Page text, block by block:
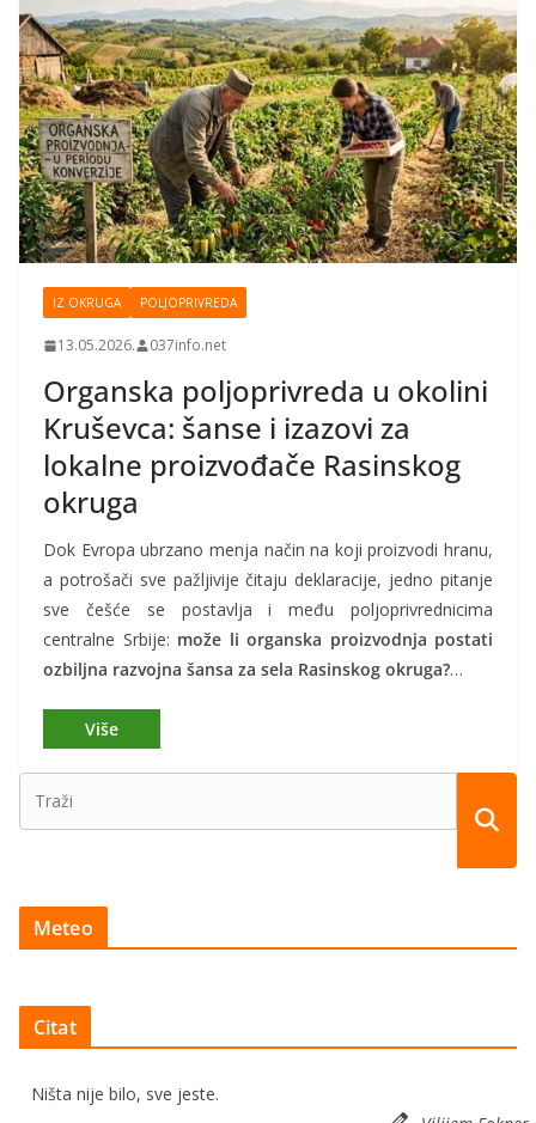
IZ OKRUGA POLJOPRIVREDA
13.05.2026. 037info.net
Organska poljoprivreda u okolini
Kruševca: šanse i izazovi za
lokalne proizvođače Rasinskog
okruga
Dok Evropa ubrzano menja način na koji proizvodi hranu,
a potrošači sve pažljivije čitaju deklaracije, jedno pitanje
sve češće se postavlja i među poljoprivrednicima
centralne Srbije: može li organska proizvodnja postati
ozbiljna razvojna šansa za sela Rasinskog okruga?…
Meteo
Citat
Ništa nije bilo, sve jeste.